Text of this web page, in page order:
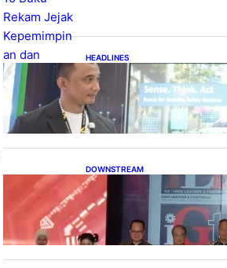
HEADLINES
Teknologi Keselamatan,
Penentu Baru Persaingan
Industri Otomotif
DOWNSTREAM
Terbuka, Peluang Usaha
bagi IKM Alas Kaki Lokal